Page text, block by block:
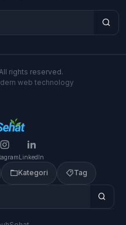
rights reserved.
web technology
LinkedIn
Kategori Tag